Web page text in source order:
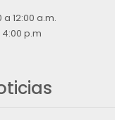
12:00 a.m.
p.m